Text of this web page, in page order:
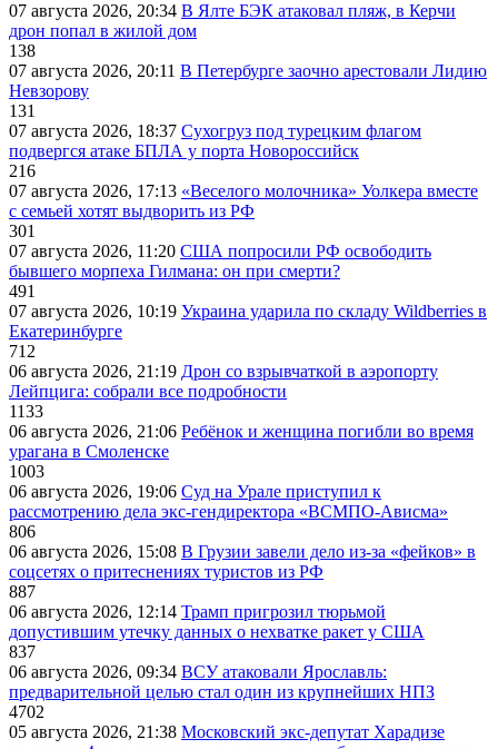
07 августа 2026, 20:34 В Ялте БЭК атаковал пляж, в Керчи
дрон попал в жилой дом
138
07 августа 2026, 20:11 В Петербурге заочно арестовали Лидию
Невзорову
131
07 августа 2026, 18:37 Сухогруз под турецким флагом
подвергся атаке БПЛА у порта Новороссийск
216
07 августа 2026, 17:13 «Веселого молочника» Уолкера вместе
с семьей хотят выдворить из РФ
301
07 августа 2026, 11:20 США попросили РФ освободить
бывшего морпеха Гилмана: он при смерти?
491
07 августа 2026, 10:19 Украина ударила по складу Wildberries в
Екатеринбурге
712
06 августа 2026, 21:19 Дрон со взрывчаткой в аэропорту
Лейпцига: собрали все подробности
1133
06 августа 2026, 21:06 Ребёнок и женщина погибли во время
урагана в Смоленске
1003
06 августа 2026, 19:06 Суд на Урале приступил к
рассмотрению дела экс-гендиректора «ВСМПО-Ависма»
806
06 августа 2026, 15:08 В Грузии завели дело из-за «фейков» в
соцсетях о притеснениях туристов из РФ
887
06 августа 2026, 12:14 Трамп пригрозил тюрьмой
допустившим утечку данных о нехватке ракет у США
837
06 августа 2026, 09:34 ВСУ атаковали Ярославль:
предварительной целью стал один из крупнейших НПЗ
4702
05 августа 2026, 21:38 Московский экс-депутат Харадизе